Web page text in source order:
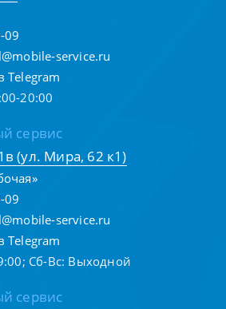
09
service.ru
Telegram
20:00
сервис
(ул. Мира, 62 к1)
09
service.ru
Telegram
Сб-Вс: Выходной
сервис